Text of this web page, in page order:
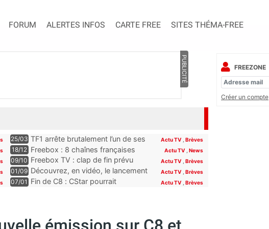
FORUM ALERTES INFOS CARTE FREE SITES THÉMA-FREE
PUBLICITÉ
25/03 TF1 arrête brutalement l’un de ses
programmes phares, les abonnés
Freebox, Livebox, Bbox et Box de
SFR découvriront son remplaçant
à la rentrée
Actu TV Brèves
18/12 Freebox : 8 chaînes françaises
seront offertes sur la Freebox dès
la fin du mois
Actu TV ,News
09/10 Freebox TV : clap de fin prévu
pour plusieurs chaînes Paramount
incluses pour les abonnés Free
Actu TV ,Brèves
01/09 Découvrez, en vidéo, le lancement
de Novo19, la nouvelle chaîne qui
Actu TV ,Brèves
07/01 Fin de C8 : CStar pourrait
Actu TV ,Brèves
FREEZONE
Créer un compte